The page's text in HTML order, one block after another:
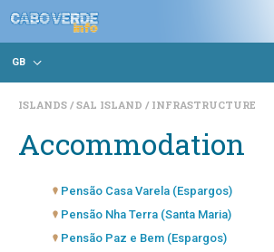
GB
ISLANDS SAL ISLAND INFRASTRUCTURE
Accommodation
Pensão Casa Varela (Espargos)
Pensão Nha Terra (Santa Maria)
Pensão Paz e Bem (Espargos)